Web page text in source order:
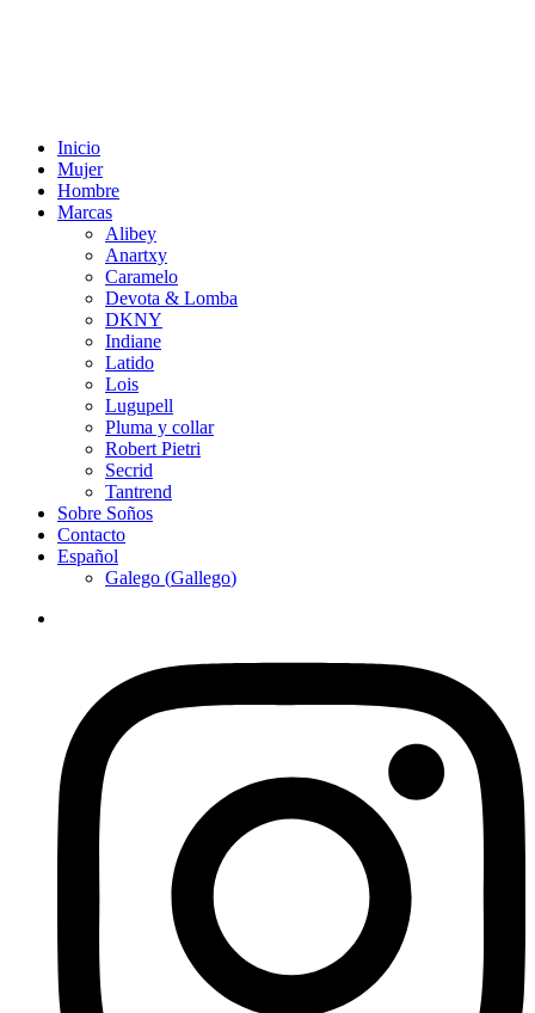
Inicio
Mujer
Hombre
Marcas
Alibey
Anartxy
Caramelo
Devota & Lomba
DKNY
Indiane
Latido
Lois
Lugupell
Pluma y collar
Robert Pietri
Secrid
Tantrend
Sobre Soños
Contacto
Español
Galego (Gallego)